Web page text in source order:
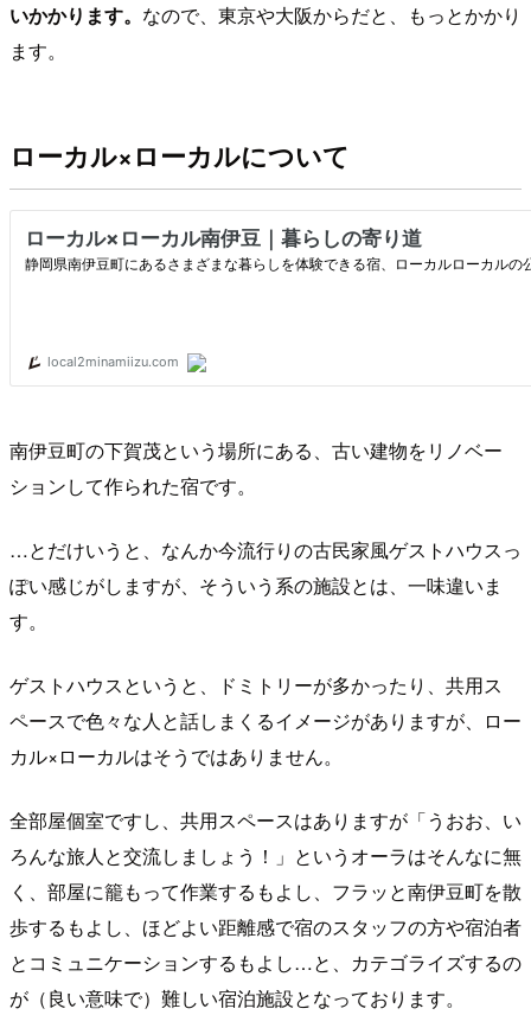
いかかります。 なので、東京や大阪からだと、もっとかかり
ます。
ローカル×ローカルについて
南伊豆町の下賀茂という場所にある、古い建物をリノベー
ションして作られた宿です。
…とだけいうと、なんか今流行りの古民家風ゲストハウスっ
ぽい感じがしますが、そういう系の施設とは、一味違いま
す。
ゲストハウスというと、ドミトリーが多かったり、共用ス
ペースで色々な人と話しまくるイメージがありますが、ロー
カル×ローカルはそうではありません。
全部屋個室ですし、共用スペースはありますが「うおお、い
ろんな旅人と交流しましょう！」というオーラはそんなに無
く、部屋に籠もって作業するもよし、フラッと南伊豆町を散
歩するもよし、ほどよい距離感で宿のスタッフの方や宿泊者
とコミュニケーションするもよし…と、カテゴライズするの
が（良い意味で）難しい宿泊施設となっております。